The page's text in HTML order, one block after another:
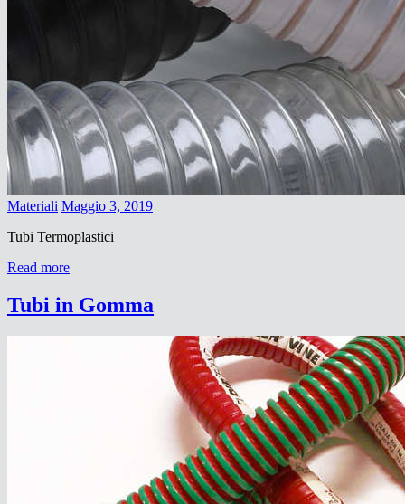
Materiali Maggio 3, 2019
Tubi Termoplastici
Read more
Tubi in Gomma